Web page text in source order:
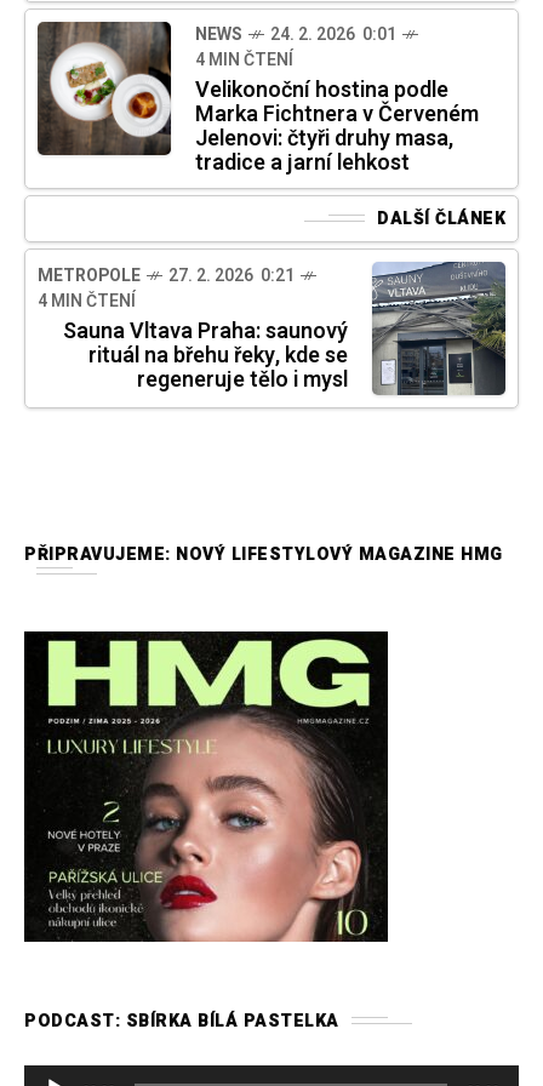
NEWS
24. 2. 2026 0:01
4 MIN ČTENÍ
Velikonoční hostina podle
Marka Fichtnera v Červeném
Jelenovi: čtyři druhy masa,
tradice a jarní lehkost
DALŠÍ ČLÁNEK
METROPOLE
27. 2. 2026 0:21
4 MIN ČTENÍ
Sauna Vltava Praha: saunový
rituál na břehu řeky, kde se
regeneruje tělo i mysl
PŘIPRAVUJEME: NOVÝ LIFESTYLOVÝ MAGAZINE HMG
PODCAST: SBÍRKA BÍLÁ PASTELKA